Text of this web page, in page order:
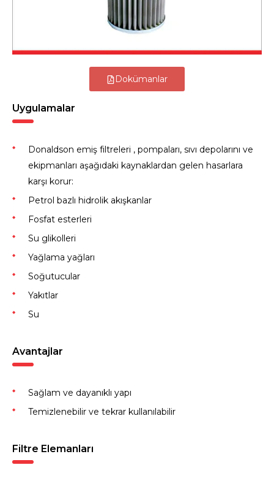
Dokümanlar
Uygulamalar
Donaldson emiş filtreleri , pompaları, sıvı depolarını ve
ekipmanları aşağıdaki kaynaklardan gelen hasarlara
karşı korur:
Petrol bazlı hidrolik akışkanlar
Fosfat esterleri
Su glikolleri
Yağlama yağları
Soğutucular
Yakıtlar
Su
Avantajlar
Sağlam ve dayanıklı yapı
Temizlenebilir ve tekrar kullanılabilir
Filtre Elemanları